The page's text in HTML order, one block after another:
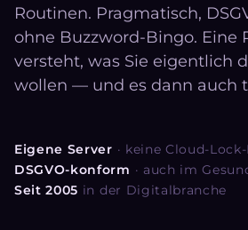
Routinen. Pragmatisch,
ohne Buzzword-Bingo. Eine
versteht, was Sie eigentlich
wollen — und es dann auch
Eigene Server · keine Cloud-
DSGVO-konform · auch im
Seit 2005 in der Digitalbranche